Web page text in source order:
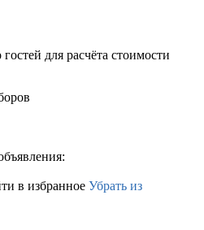
для расчёта стоимости
в избранное Убрать из